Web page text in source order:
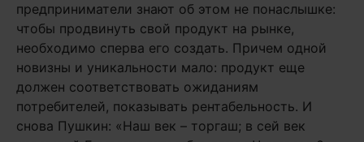
предприниматели знают об этом не понаслышке:
чтобы продвинуть свой продукт на рынке,
необходимо сперва его создать. Причем одной
новизны и уникальности мало: продукт еще
должен соответствовать ожиданиям
потребителей, показывать рентабельность. И
снова Пушкин: «Наш век – торгаш; в сей век